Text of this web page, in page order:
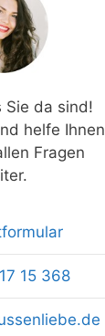
Sie da sind!
helfe Ihnen
Fragen
15 368